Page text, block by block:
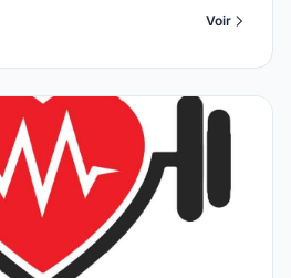
Voir